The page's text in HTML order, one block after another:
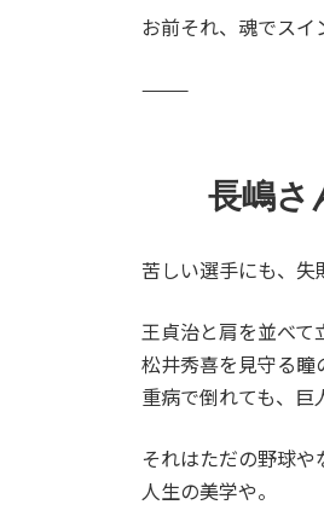
お前それ、魂でスイ
⸻
長嶋さ
苦しい選手にも、失
王貞治と肩を並べて
松井秀喜を見守る瞳
重病で倒れても、巨
それはただの野球や
人生の美学や。